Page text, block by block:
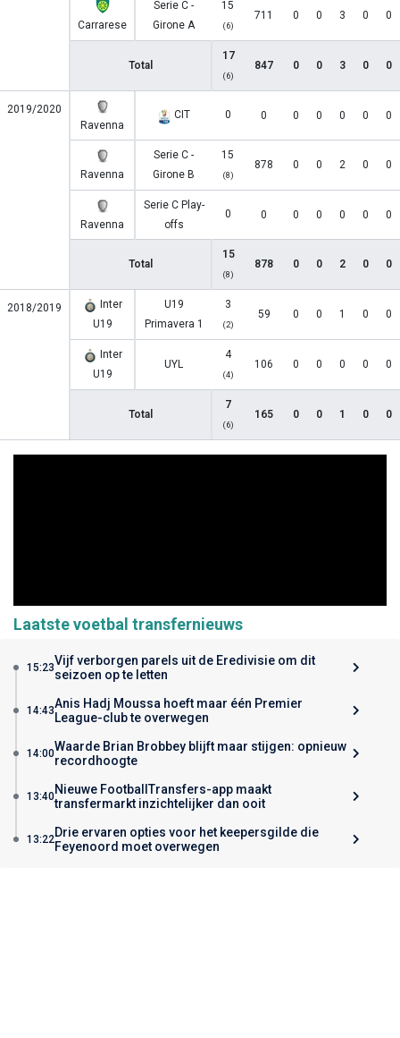
Carrarese
Serie C -
Girone A
15
(6)
711 0 0 3 0 0
Total
17
(6)
847 0 0 3 0 0
2019/2020
Ravenna
CIT 0 0 0 0 0 0 0
Ravenna
Serie C -
Girone B
15
(8)
878 0 0 2 0 0
Ravenna
Serie C Play-
offs
0 0 0 0 0 0 0
Total
15
(8)
878 0 0 2 0 0
2018/2019
Inter
U19
U19
Primavera 1
3
(2)
59 0 0 1 0 0
Inter
U19
UYL
4
(4)
106 0 0 0 0 0
Total
7
(6)
165 0 0 1 0 0
Laatste voetbal transfernieuws
15:23Vijf verborgen parels uit de Eredivisie om dit
seizoen op te letten
14:43Anis Hadj Moussa hoeft maar één Premier
League-club te overwegen
14:00Waarde Brian Brobbey blijft maar stijgen: opnieuw
recordhoogte
13:40Nieuwe FootballTransfers-app maakt
transfermarkt inzichtelijker dan ooit
13:22Drie ervaren opties voor het keepersgilde die
Feyenoord moet overwegen